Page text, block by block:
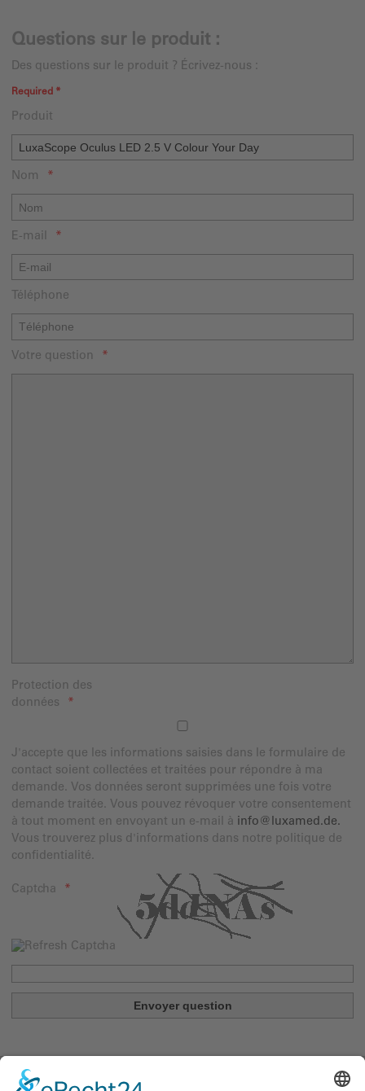
Questions sur le produit :
Des questions sur le produit ? Écrivez-nous :
Required *
Produit
Nom
E-mail
Téléphone
Votre question
Protection des
données
J'accepte que les informations saisies dans le formulaire de
contact soient collectées et traitées pour répondre à ma
demande. Vos données seront supprimées une fois votre
demande traitée. Vous pouvez révoquer votre consentement
à tout moment en envoyant un e-mail à info@luxamed.de.
Vous trouverez plus d'informations dans notre politique de
confidentialité.
Captcha
LUXAMED GmbH & Co. KG